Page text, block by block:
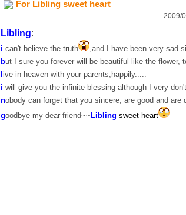
For Libling sweet heart
2009/
Libling:
i can't believe the truth
,and I have been very sad
but I sure you forever will be beautiful like the flower,
ive in heaven with your parents,happily.....
i will give you the infinite blessing although I very
nobody can forget that you sincere, are good and are
goodbye my dear friend~~ Libling sweet heart